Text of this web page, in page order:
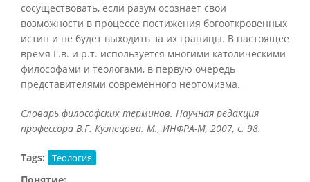
сосуществовать, если разум осознает свои
возможности в процессе постижения богооткровенных
истин и не будет выходить за их границы. В настоящее
время Г.в. и р.т. используется многими католическими
философами и теологами, в первую очередь
представителями современного неотомизма.
Словарь философских терминов. Научная редакция
профессора В.Г. Кузнецова. М., ИНФРА-М, 2007, с. 98.
Tags: Теология
Понятие: